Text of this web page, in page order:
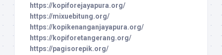
https://kopiforejayapura.org/
https://mixuebitung.org/
https://kopikenanganjayapura.org/
https://kopiforetangerang.org/
https://pagisorepik.org/